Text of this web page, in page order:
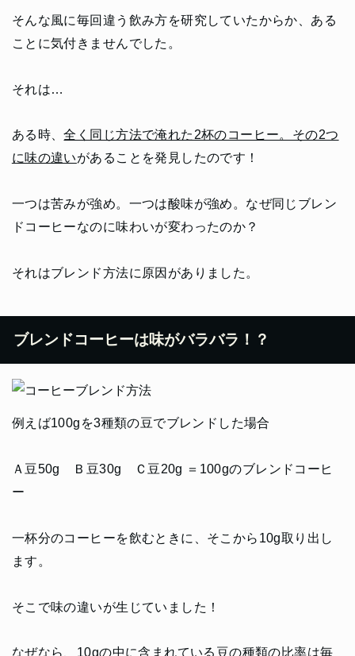
そんな風に毎回違う飲み方を研究していたからか、ある
ことに気付きませんでした。
それは…
ある時、全く同じ方法で淹れた2杯のコーヒー。その2つ
に味の違いがあることを発見したのです！
一つは苦みが強め。一つは酸味が強め。なぜ同じブレン
ドコーヒーなのに味わいが変わったのか？
それはブレンド方法に原因がありました。
ブレンドコーヒーは味がバラバラ！？
例えば100gを3種類の豆でブレンドした場合
Ａ豆50g Ｂ豆30g Ｃ豆20g ＝100gのブレンドコーヒ
ー
一杯分のコーヒーを飲むときに、そこから10g取り出し
ます。
そこで味の違いが生じていました！
なぜなら、10gの中に含まれている豆の種類の比率は毎